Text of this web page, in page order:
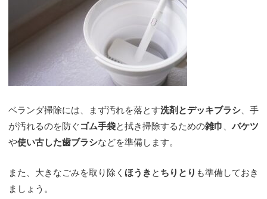
ベランダ掃除には、まず汚れを落とす洗剤とデッキブラシ、手
が汚れるのを防ぐゴム手袋と拭き掃除するための雑巾
バケツ
や使い古した歯ブラシなどを準備します。
また、大きなごみを取り除く ほうき と ちりとり も準備しておき
ましょう。